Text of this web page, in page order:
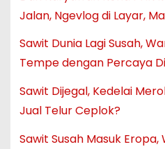
Jalan, Ngevlog di Layar,
Sawit Dunia Lagi Susah,
Tempe dengan Percaya
Sawit Dijegal, Kedelai
Jual Telur Ceplok?
Sawit Susah Masuk